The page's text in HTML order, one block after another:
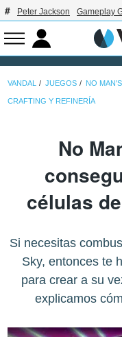
Peter Jackson Gameplay
VANDAL JUEGOS NO
CRAFTING Y REFINERÍA
No
células
Si necesitas
Sky, entonces te
para crear a su
explicamos